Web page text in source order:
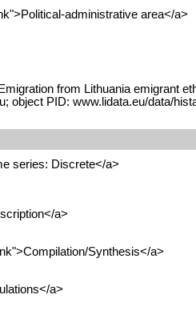
administrative area</a>
from Lithuania emigrant
object PID: www.lidata.eu/data/
series: Discrete</a>
a>
Synthesis</a>
a>